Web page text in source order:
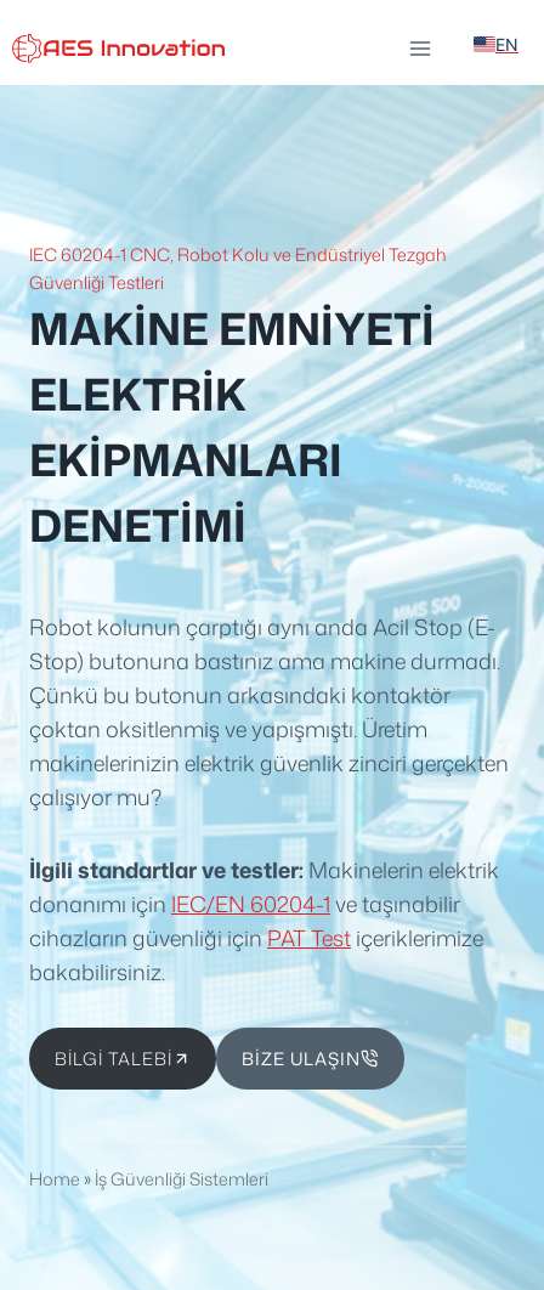
atla
EN
MAKINE EMNIYETI
ELEKTRIK
EKIPMANLARI
DENETIMI
IEC 60204-1 CNC, Robot Kolu ve Endüstriyel Tezgah
Güvenliği Testleri
Robot kolunun çarptığı aynı anda Acil Stop (E-
Stop) butonuna bastınız ama makine durmadı.
Çünkü bu butonun arkasındaki kontaktör
çoktan oksitlenmiş ve yapışmıştı. Üretim
makinelerinizin elektrik güvenlik zinciri gerçekten
çalışıyor mu?
İlgili standartlar ve testler:Makinelerin elektrik
donanımı içinIEC/EN 60204-1ve taşınabilir
cihazların güvenliği içinPAT Testiçeriklerimize
bakabilirsiniz.
BİLGİ TALEBİ BİZE ULAŞIN
Home »İş Güvenliği Sistemleri